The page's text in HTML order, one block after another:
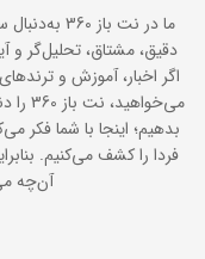
ما در نت
دقیق، مشتاق، تحلیل‌گر و
اگر اخبار، آموزش و
بدهیم؛ اینجا با شما فکر
فردا را کشف می‌کنیم.
آن‌چه